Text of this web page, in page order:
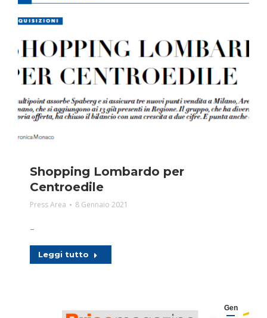
Shopping Lombardo per
Centroedile
Press Area 8 Gennaio 2021
–
Leggi tutto
Gen